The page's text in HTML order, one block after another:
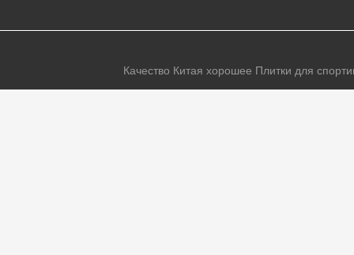
Качество Китая хорошее Плитки для